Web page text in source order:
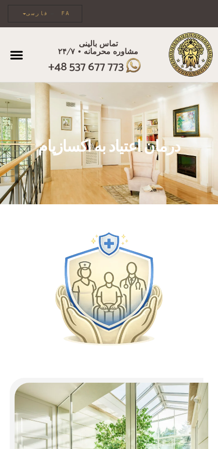
فارسی FA
تماس بالینی
مشاوره محرمانه • ۲۴/۷
+48 537 677 773
درمان اعتیاد به اکسازپام